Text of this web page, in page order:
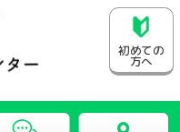
初めての
方へ